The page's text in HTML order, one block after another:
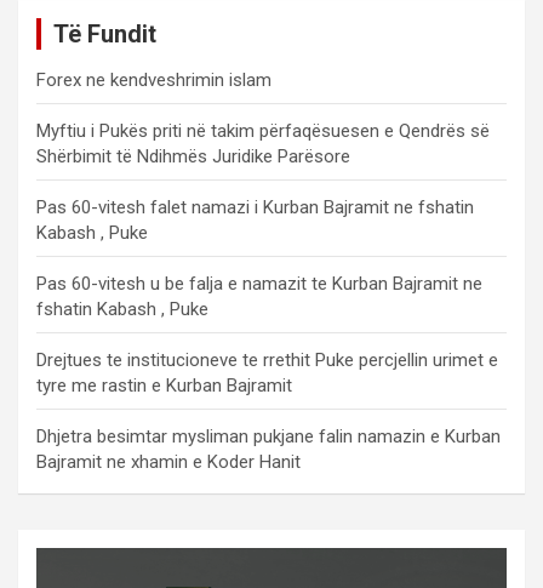
Të Fundit
Forex ne kendveshrimin islam
Myftiu i Pukës priti në takim përfaqësuesen e Qendrës së
Shërbimit të Ndihmës Juridike Parësore
Pas 60-vitesh falet namazi i Kurban Bajramit ne fshatin
Kabash , Puke
Pas 60-vitesh u be falja e namazit te Kurban Bajramit ne
fshatin Kabash , Puke
Drejtues te institucioneve te rrethit Puke percjellin urimet e
tyre me rastin e Kurban Bajramit
Dhjetra besimtar mysliman pukjane falin namazin e Kurban
Bajramit ne xhamin e Koder Hanit